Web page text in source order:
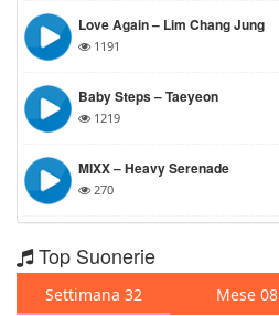
Love Again – Lim Chang Jung
1191
Baby Steps – Taeyeon
1219
MIXX – Heavy Serenade
270
Top Suonerie
Settimana 32 Mese 08